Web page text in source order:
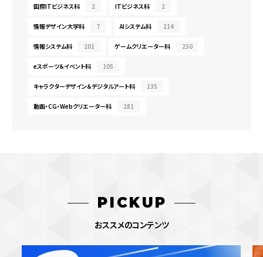
国際ITビジネス科 2 ITビジネス科 2
情報デザイン大学科 7 AIシステム科 214
情報システム科 201 ゲームクリエーター科 250
eスポーツ＆イベント科 105
キャラクターデザイン＆デジタルアート科 135
動画・CG・Webクリエーター科 281
PICKUP
おススメのコンテンツ